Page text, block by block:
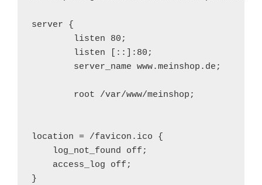
server {
        listen 80;
        listen [::]:80;
        server_name www.meinshop.de;
        root /var/www/meinshop;
location = /favicon.ico {
    log_not_found off;
    access_log off;
}